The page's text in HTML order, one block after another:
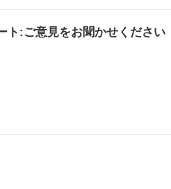
ト:ご意見をお聞かせください